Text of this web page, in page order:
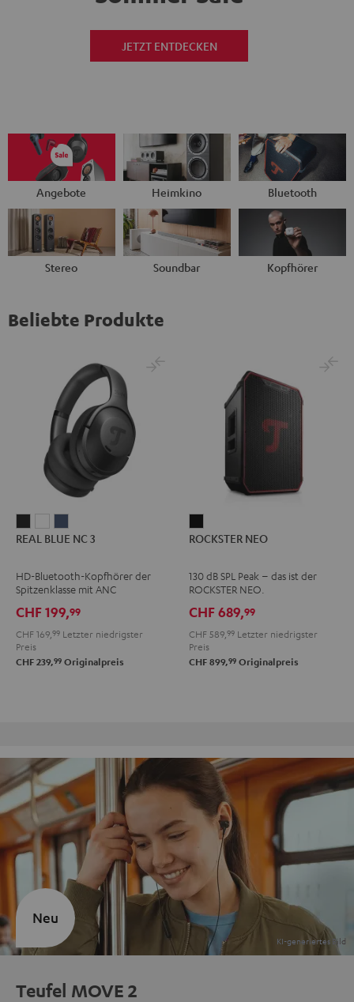
JETZT ENTDECKEN
Angebote Heimkino Bluetooth
Stereo Soundbar Kopfhörer
Beliebte Produkte
BLUE
3
Night
Black
BLUE
3
Pearl
White
BLUE
3
Steel
Blue
REAL BLUE NC 3
HD-Bluetooth-Kopfhörer der
Spitzenklasse mit ANC
CHF 199,99
CHF 169, 99 Letzter niedrigster
Preis
CHF 239,99 Originalpreis
NEO
ROCKSTER NEO
130 dB SPL Peak – das ist der
ROCKSTER NEO.
CHF 689,99
CHF 589, 99 Letzter niedrigster
Preis
CHF 899,99 Originalpreis
Teufel MOVE 2
Neu